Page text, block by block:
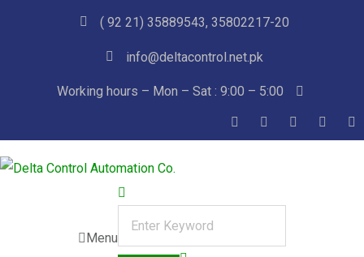
( 92 21) 35889543, 35802217-20
info@deltacontrol.net.pk
Working hours – Mon – Sat : 9:00 – 5:00
Menu